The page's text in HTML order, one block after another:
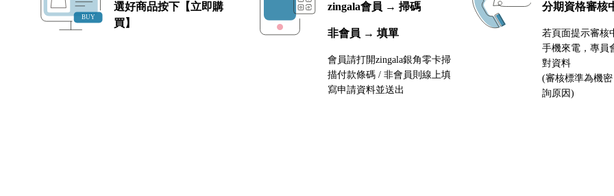
選好商品按下【立即購
買】
zingala會員 → 掃碼
非會員 → 填單
會員請打開zingala銀角零卡掃
描付款條碼 / 非會員則線上填
寫申請資料並送出
分期資格審核
若頁面提示審核
手機來電，專員
對資料
(審核標準為機
詢原因)